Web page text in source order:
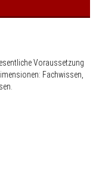
Voraussetzung
Fachwissen,